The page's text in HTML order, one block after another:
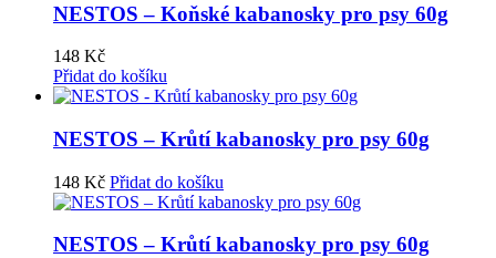
NESTOS – Koňské kabanosky pro psy 60g
148 Kč
Přidat do košíku
NESTOS – Krůtí kabanosky pro psy 60g
148 Kč Přidat do košíku
NESTOS – Krůtí kabanosky pro psy 60g